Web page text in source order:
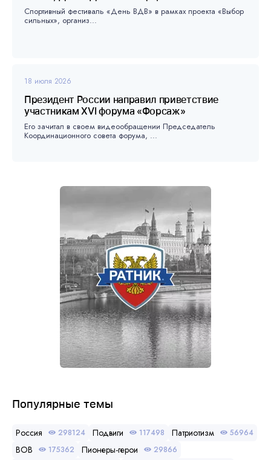
Спортивный фестиваль «День ВДВ» в рамках проекта «Выбор
сильных», организ...
18 июля 2026
Президент России направил приветствие
участникам XVI форума «Форсаж»
Его зачитал в своем видеообращении Председатель
Координационного совета форума, ...
Популярные темы
Россия 298124 Подвиги 117498 Патриотизм 56964
ВОВ 175362 Пионеры-герои 29866